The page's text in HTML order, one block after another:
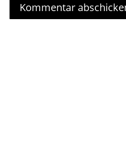
Kommentar